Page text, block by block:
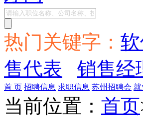
热门关键字：
售代表
销售经
首 页 招聘信息 求职信息 苏州招聘会
当前位置： 首页